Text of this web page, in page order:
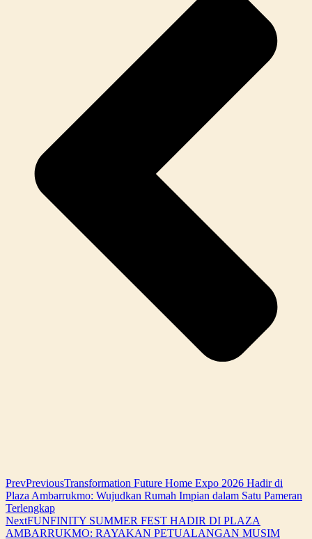
PrevPreviousTransformation Future Home Expo 2026 Hadir di
Plaza Ambarrukmo: Wujudkan Rumah Impian dalam Satu Pameran
Terlengkap
NextFUNFINITY SUMMER FEST HADIR DI PLAZA
AMBARRUKMO: RAYAKAN PETUALANGAN MUSIM